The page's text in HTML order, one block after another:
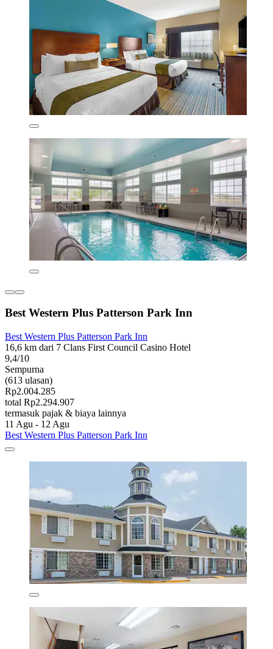
Best Western Plus Patterson Park Inn
Best Western Plus Patterson Park Inn
16,6 km dari 7 Clans First Council Casino Hotel
9,4/10
Sempurna
(613 ulasan)
Rp2.004.285
total Rp2.294.907
termasuk pajak & biaya lainnya
11 Agu - 12 Agu
Best Western Plus Patterson Park Inn